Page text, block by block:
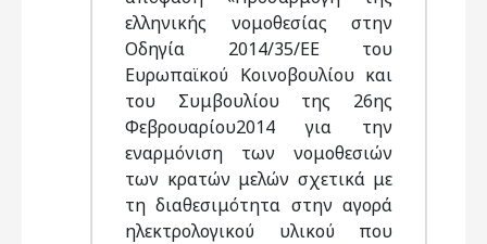
ελληνικής νομοθεσίας στην
Οδηγία 2014/35/ΕΕ του
Ευρωπαϊκού Κοινοβουλίου και
του Συμβουλίου της 26ης
Φεβρουαρίου2014 για την
εναρμόνιση των νομοθεσιών
των κρατών μελών σχετικά με
τη διαθεσιμότητα στην αγορά
ηλεκτρολογικού υλικού που